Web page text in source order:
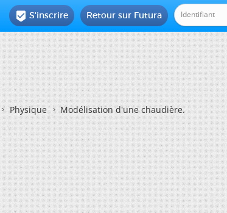
Retour sur Futura
 S'inscrire
Physique Modélisation d'une chaudière.